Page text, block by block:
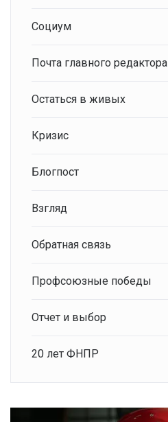
Социум
Почта главного редактора
Остаться в живых
Кризис
Блогпост
Взгляд
Обратная связь
Профсоюзные победы
Отчет и выбор
20 лет ФНПР